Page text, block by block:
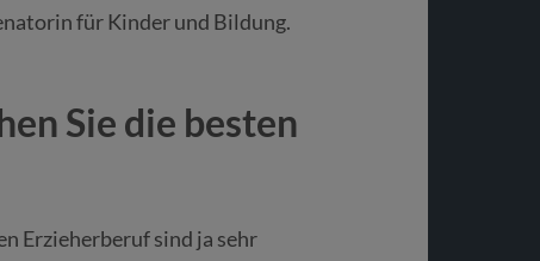
für Kinder und Bildung.
Sie die besten
Erzieherberuf sind ja sehr